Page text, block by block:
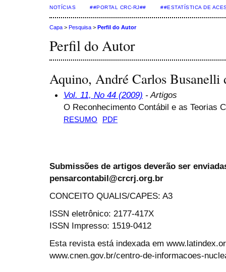
NOTÍCIAS ##PORTAL CRC-RJ## ##ESTATÍSTICA DE
Capa > Pesquisa > Perfil do Autor
Perfil do Autor
Aquino, André Carlos Busanelli
Vol. 11, No 44 (2009) - Artigos
O Reconhecimento Contábil e as Teorias
RESUMO PDF
Submissões de artigos deverão ser
pensarcontabil@crcrj.org.br
CONCEITO QUALIS/CAPES: A3
ISSN eletrônico: 2177-417X
ISSN Impresso: 1519-0412
Esta revista está indexada em
www.cnen.gov.br/centro-de-informacoes-